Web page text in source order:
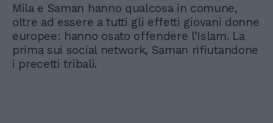
Mila e Saman hanno qualcosa in comune,
oltre ad essere a tutti gli effetti giovani donne
europee: hanno osato offendere l’Islam. La
prima sui social network, Saman rifiutandone
i precetti tribali.